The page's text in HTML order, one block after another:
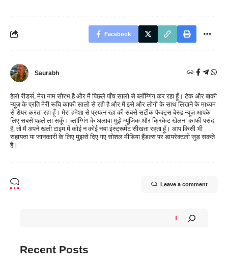
Facebook
Saurabh
हेलो रीडर्स, मेरा नाम सौरभ है और मै पिछले पाँच सालो से ब्लॉग्गिंग कर रहा हूँ। टेक और बाकी
न्यूज़ के प्रति मेरी रूचि काफी सालो से रही है और मैं इसे और लोगो के साथ लिखने के माध्यम
से शेयर करता रहा हूँ। मेरा हमेशा से प्रयत्न रहा की सबसे सटीक फैक्ट्स बेस्ड न्यूज़ आपके
लिए सबसे पहले ला सकूँ। ब्लॉग्गिंग के अलावा मुझे म्यूजिक और क्रिकेट खेलना काफी पसंद
है, तो मै अपने खली टाइम में कोई न कोई नया इंस्ट्रूमेंट सीखता रहता हूँ। आप किसी भी
सहायता या जानकारी के लिए मुझसे दिए गए सोशल मीडिया हैंडल्स पर डायरेक्टली जुड़ सकते
है।
Leave a comment
Recent Posts